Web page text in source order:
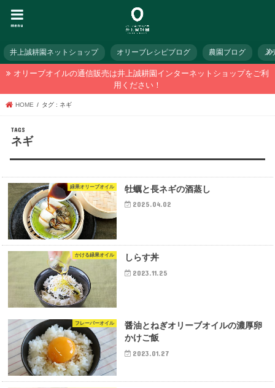
menu
井上誠耕園ネットショップ オリーブレシピブログ 農園ブログ メ
オリーブオイルの通信販売は井上誠耕園インターネットショップをご利
用ください！
HOME タグ : ネギ
ネギ
緑果オリーブオイル 牡蠣と長ネギの酒蒸し
2025.04.02
かける緑果オイル しらす丼
2023.11.25
フレーバーオイル
醤油とねぎオリーブオイルの濃厚卵
かけご飯
2023.01.27